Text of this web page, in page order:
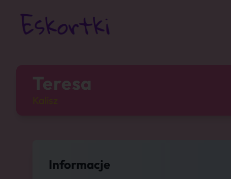
Teresa
Informacje